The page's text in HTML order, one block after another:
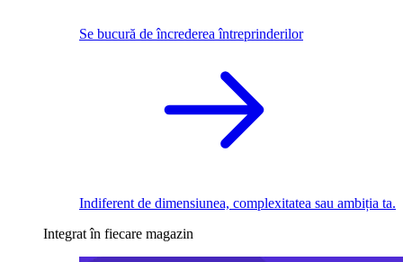
Se bucură de încrederea întreprinderilor
Indiferent de dimensiunea, complexitatea sau ambiția ta.
Integrat în fiecare magazin